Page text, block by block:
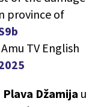
province of
TV English
Plava Džamija u